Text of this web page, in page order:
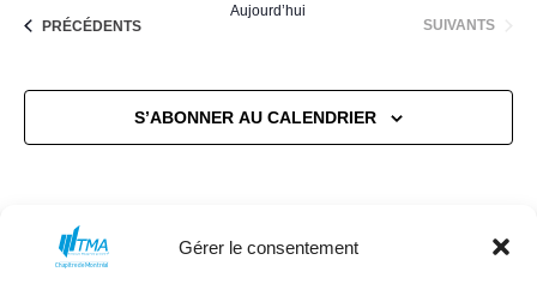
Gérer le consentement
ÉVÈNEMENTS
PRÉCÉDENTS
Aujourd’hui
ÉVÈNEMENTS
SUIVANTS
S’ABONNER AU CALENDRIER